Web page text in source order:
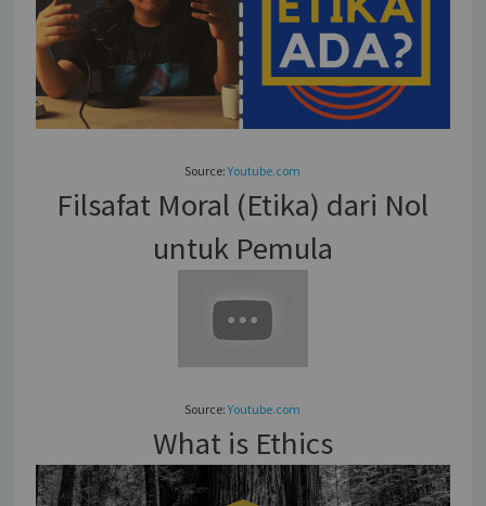
Source:Youtube.com
Filsafat Moral (Etika) dari Nol
untuk Pemula
Source:Youtube.com
What is Ethics